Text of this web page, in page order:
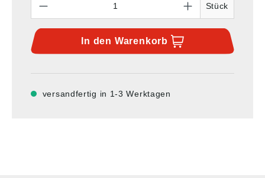
Stück
In den Warenkorb
versandfertig in 1-3 Werktagen